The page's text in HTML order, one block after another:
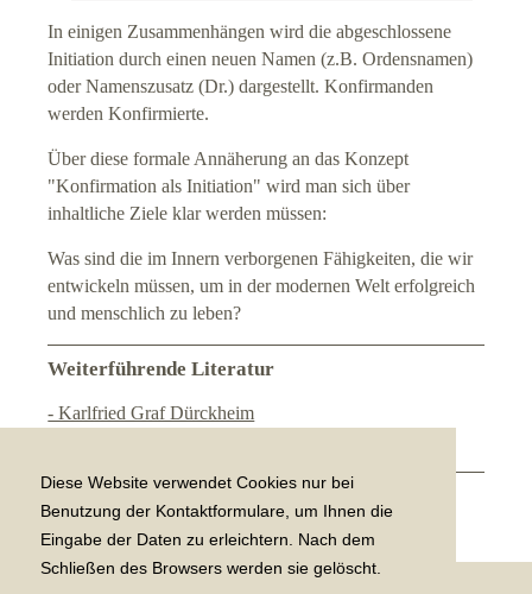
Diese Website verwendet Cookies nur bei
Benutzung der Kontaktformulare, um Ihnen die
Eingabe der Daten zu erleichtern. Nach dem
Schließen des Browsers werden sie gelöscht.
In einigen Zusammenhängen wird die abgeschlossene
Initiation durch einen neuen Namen (z.B. Ordensnamen)
oder Namenszusatz (Dr.) dargestellt. Konfirmanden
werden Konfirmierte.
Über diese formale Annäherung an das Konzept
"Konfirmation als Initiation" wird man sich über
inhaltliche Ziele klar werden müssen:
Was sind die im Innern verborgenen Fähigkeiten, die wir
entwickeln müssen, um in der modernen Welt erfolgreich
und menschlich zu leben?
Weiterführende Literatur
- Karlfried Graf Dürckheim